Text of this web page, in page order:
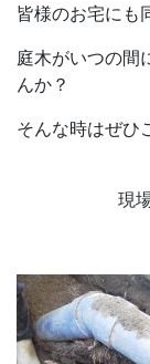
皆様のお宅にも
庭木がいつの間
んか？
そんな時はぜひ
現場よ